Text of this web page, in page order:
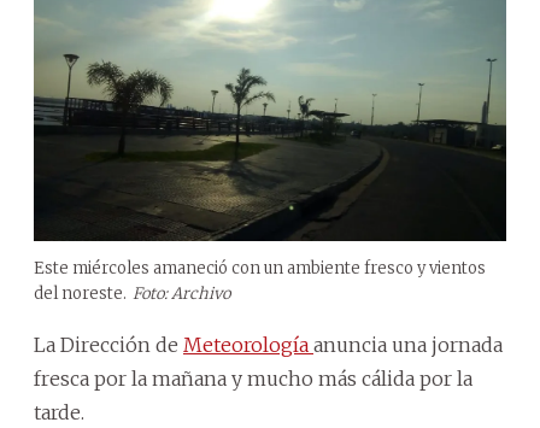
Este miércoles amaneció con un ambiente fresco y vientos
del noreste. Foto: Archivo
La Dirección de Meteorología anuncia una jornada
fresca por la mañana y mucho más cálida por la
tarde.